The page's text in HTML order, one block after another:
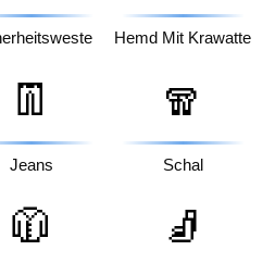
Hemd Mit Krawatte
👖
Jeans
🧣
Schal
🧥 🧦